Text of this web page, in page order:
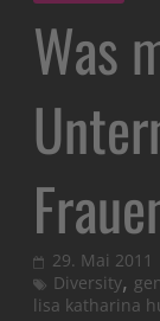
Was
29. Mai 2011
Diversity,
lisa katharina